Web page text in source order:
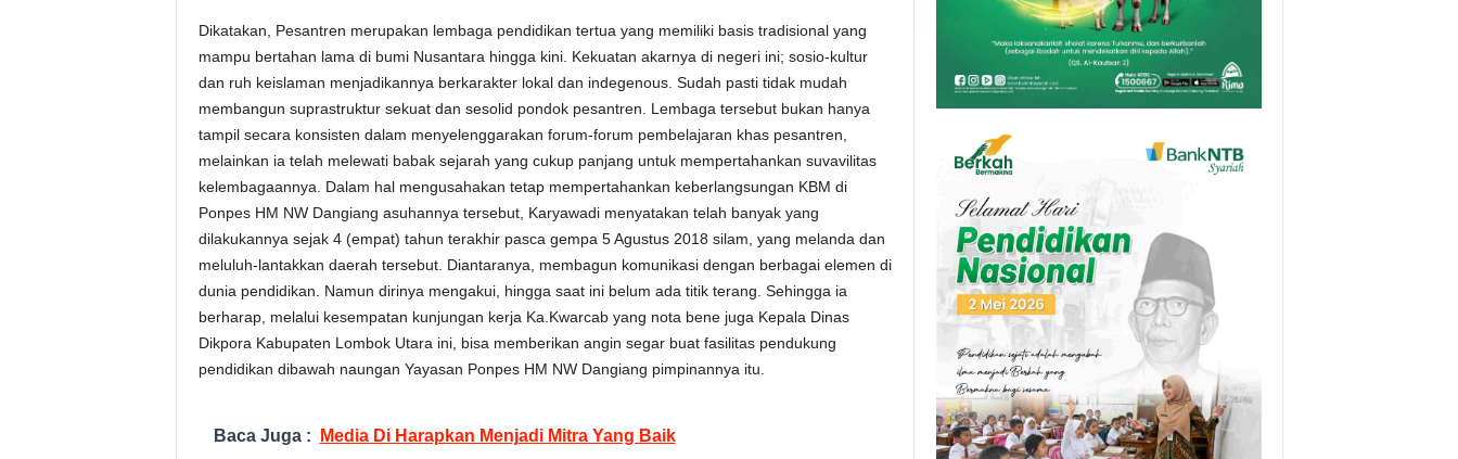
Dikatakan, Pesantren merupakan lembaga pendidikan tertua yang memiliki basis tradisional yang
mampu bertahan lama di bumi Nusantara hingga kini. Kekuatan akarnya di negeri ini; sosio-kultur
dan ruh keislaman menjadikannya berkarakter lokal dan indegenous. Sudah pasti tidak mudah
membangun suprastruktur sekuat dan sesolid pondok pesantren. Lembaga tersebut bukan hanya
tampil secara konsisten dalam menyelenggarakan forum-forum pembelajaran khas pesantren,
melainkan ia telah melewati babak sejarah yang cukup panjang untuk mempertahankan suvavilitas
kelembagaannya. Dalam hal mengusahakan tetap mempertahankan keberlangsungan KBM di
Ponpes HM NW Dangiang asuhannya tersebut, Karyawadi menyatakan telah banyak yang
dilakukannya sejak 4 (empat) tahun terakhir pasca gempa 5 Agustus 2018 silam, yang melanda dan
meluluh-lantakkan daerah tersebut. Diantaranya, membagun komunikasi dengan berbagai elemen di
dunia pendidikan. Namun dirinya mengakui, hingga saat ini belum ada titik terang. Sehingga ia
berharap, melalui kesempatan kunjungan kerja Ka.Kwarcab yang nota bene juga Kepala Dinas
Dikpora Kabupaten Lombok Utara ini, bisa memberikan angin segar buat fasilitas pendukung
pendidikan dibawah naungan Yayasan Ponpes HM NW Dangiang pimpinannya itu.
Baca Juga : Media Di Harapkan Menjadi Mitra Yang Baik